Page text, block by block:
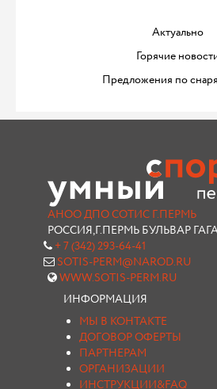
Актуально
Горячие
Предложения по
АНОО ДПО СОТИС Г.ПЕРМЬ
РОССИЯ,Г.ПЕРМЬ БУЛЬВАР
+ 7 (342) 293-64-41
SOTIS-PERM@NAROD.RU
WWW.SOTIS-PERM.RU
ИНФОРМАЦИЯ
МЫ В КОНТАКТЕ
ДОГОВОР ОФЕРТЫ
ПАРТНЕРАМ
ОРГАНИЗАЦИИ
ИНСТРУКЦИИ&FAQ